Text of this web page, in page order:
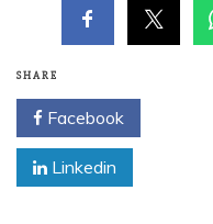
SHARE
Facebook
Linkedin